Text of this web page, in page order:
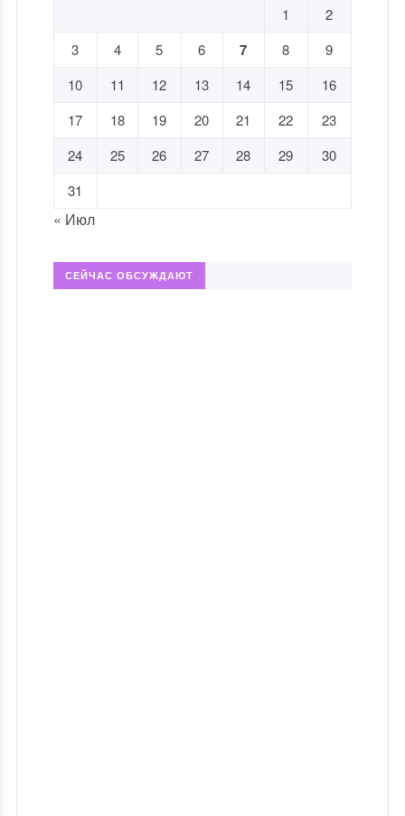
1
2
3
4 5 6 7 8
9
10
11 12 13 14 15
16
17
18 19 20 21 22
23
24
25 26 27 28 29
30
31
« Июл
СЕЙЧАС ОБСУЖДАЮТ